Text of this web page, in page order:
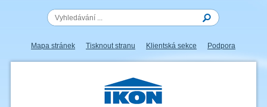
Mapa stránek Tisknout stranu Klientská sekce Podpora
IKON.CZ